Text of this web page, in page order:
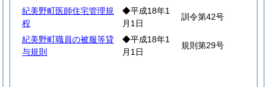
紀美野町医師住宅管理規
程
◆平成18年1
月1日
訓令第42号
紀美野町職員の被服等貸
与規則
◆平成18年1
月1日
規則第29号